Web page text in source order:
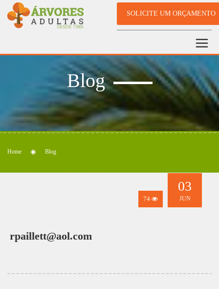
SOLICITE UM ORÇAMENTO
Blog
Home Blog
74
03
JUN
rpaillett@aol.com